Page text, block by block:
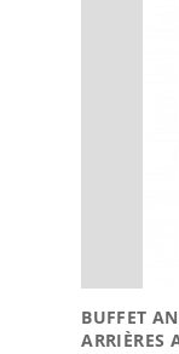
BUFFET
ARRIÈRES